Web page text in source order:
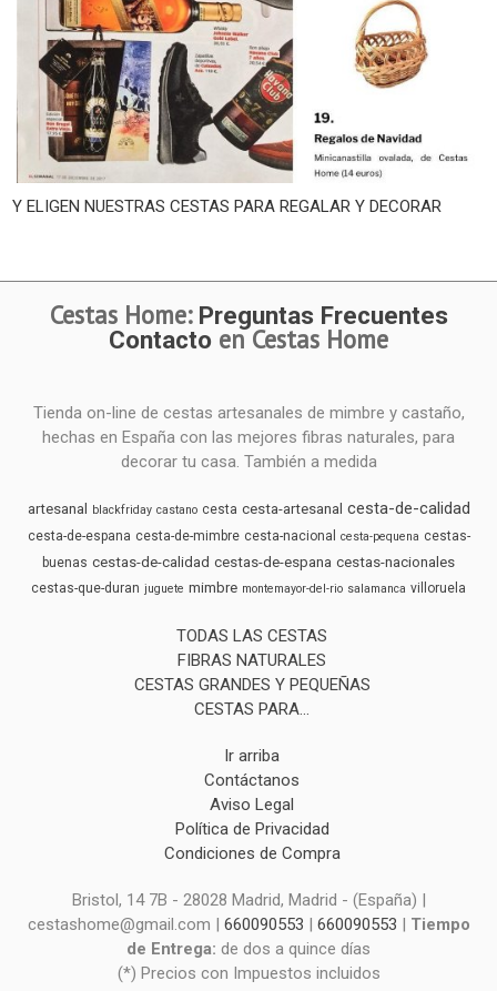
Y ELIGEN NUESTRAS CESTAS PARA REGALAR Y DECORAR
Cestas Home: Preguntas Frecuentes
Contacto en Cestas Home
Tienda on-line de cestas artesanales de mimbre y castaño,
hechas en España con las mejores fibras naturales, para
decorar tu casa. También a medida
artesanal blackfriday castano cesta cesta-artesanal cesta-de-calidad
cesta-de-espana cesta-de-mimbre cesta-nacional cesta-pequena cestas-
buenas cestas-de-calidad cestas-de-espana cestas-nacionales
cestas-que-duran juguete mimbre montemayor-del-rio salamanca villoruela
TODAS LAS CESTAS
FIBRAS NATURALES
CESTAS GRANDES Y PEQUEÑAS
CESTAS PARA...
Ir arriba
Contáctanos
Aviso Legal
Política de Privacidad
Condiciones de Compra
Bristol, 14 7B - 28028 Madrid, Madrid - (España) |
cestashome@gmail.com | 660090553 | 660090553 | Tiempo
de Entrega: de dos a quince días
(*) Precios con Impuestos incluidos